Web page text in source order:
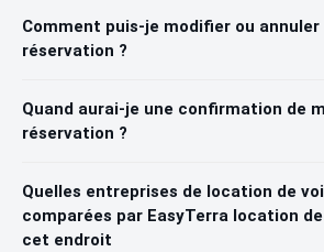
Comment puis-je modifier ou annuler
réservation ?
Quand aurai-je une confirmation de
réservation ?
Quelles entreprises de location de
comparées par EasyTerra location
cet endroit